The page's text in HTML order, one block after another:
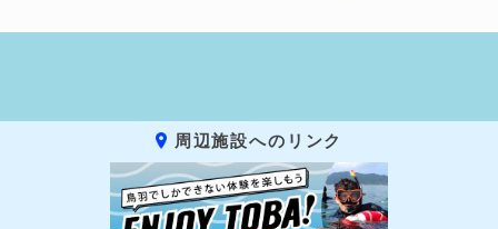
周辺施設へのリンク